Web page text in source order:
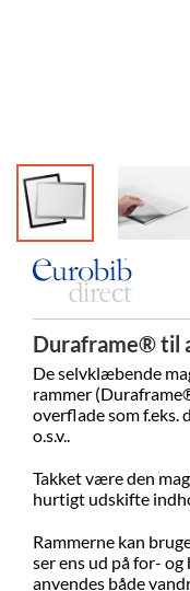
Duraframe® til
De selvklæbende
rammer
overflade som f.eks.
o.s.v..
Takket være den
hurtigt udskifte
Rammerne kan
ser ens ud på for- og
anvendes både